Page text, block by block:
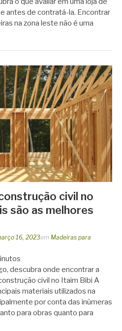
antes de contratá-la. Encontrar
na zona leste não é uma
civil no
são as melhores
16, 2023em Madeiras para
descubra onde encontrar a
civil no Itaim Bibi A
materiais utilizados na
por conta das inúmeras
para obras quanto para